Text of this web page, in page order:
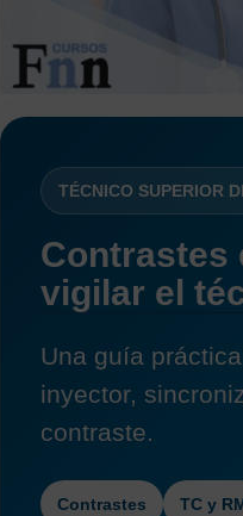
TÉCNICO SUPERIOR
Contrastes
vigilar el
Una guía
inyector,
contraste.
Contrastes TC y